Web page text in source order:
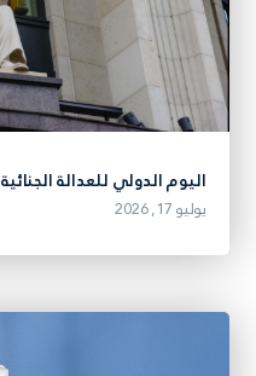
اليوم الدولي للعدالة الجنائية
يوليو 17, 2026